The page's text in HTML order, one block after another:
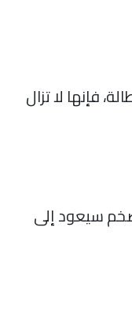
فإنها لا تزال
سيعود إلى